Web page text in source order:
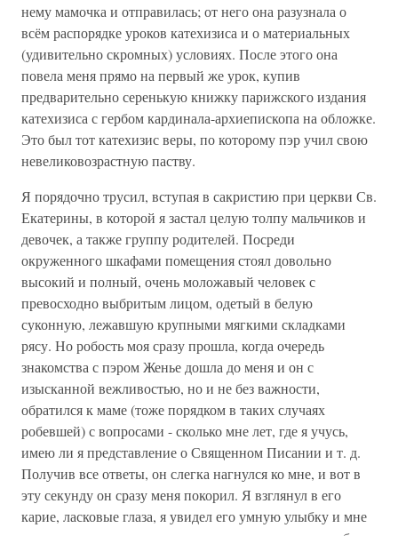
нему мамочка и отправилась; от него она разузнала о
всём распорядке уроков катехизиса и о материальных
(удивительно скромных) условиях. После этого она
повела меня прямо на первый же урок, купив
предварительно серенькую книжку парижского издания
катехизиса с гербом кардинала-архиепископа на обложке.
Это был тот катехизис веры, по которому пэр учил свою
невеликовозрастную паству.
Я порядочно трусил, вступая в сакристию при церкви Св.
Екатерины, в которой я застал целую толпу мальчиков и
девочек, а также группу родителей. Посреди
окруженного шкафами помещения стоял довольно
высокий и полный, очень моложавый человек с
превосходно выбритым лицом, одетый в белую
суконную, лежавшую крупными мягкими складками
рясу. Но робость моя сразу прошла, когда очередь
знакомства с пэром Женье дошла до меня и он с
изысканной вежливостью, но и не без важности,
обратился к маме (тоже порядком в таких случаях
робевшей) с вопросами - сколько мне лет, где я учусь,
имею ли я представление о Священном Писании и т. д.
Получив все ответы, он слегка нагнулся ко мне, и вот в
эту секунду он сразу меня покорил. Я взглянул в его
карие, ласковые глаза, я увидел его умную улыбку и мне